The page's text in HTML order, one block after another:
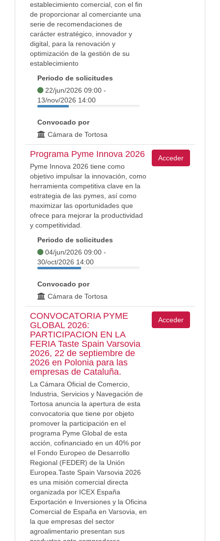
establecimiento comercial, con el fin
de proporcionar al comerciante una
serie de recomendaciones de
carácter estratégico, innovador y
digital, para la renovación y
optimización de la gestión de su
establecimiento
Periodo de solicitudes
22/jun/2026 09:00 -
13/nov/2026 14:00
Convocado por
Cámara de Tortosa
Programa Pyme Innova 2026
Pyme Innova 2026 tiene como
objetivo impulsar la innovación, como
herramienta competitiva clave en la
estrategia de las pymes, así como
maximizar las oportunidades que
ofrece para mejorar la productividad
y competitividad.
Periodo de solicitudes
04/jun/2026 09:00 -
30/oct/2026 14:00
Convocado por
Cámara de Tortosa
Acceder
CONVOCATORIA PYME
GLOBAL 2026:
PARTICIPACION EN LA
FERIA Taste Spain Varsovia
2026, 22 de septiembre de
2026 en Polonia para las
empresas de Cataluña.
La Cámara Oficial de Comercio,
Industria, Servicios y Navegación de
Tortosa anuncia la apertura de esta
convocatoria que tiene por objeto
promover la participación en el
programa Pyme Global de esta
acción, cofinanciado en un 40% por
el Fondo Europeo de Desarrollo
Regional (FEDER) de la Unión
Europea.Taste Spain Varsovia 2026
es una misión comercial directa
organizada por ICEX España
Exportación e Inversiones y la Oficina
Comercial de España en Varsovia, en
la que empresas del sector
agroalimentario presentan sus
Acceder